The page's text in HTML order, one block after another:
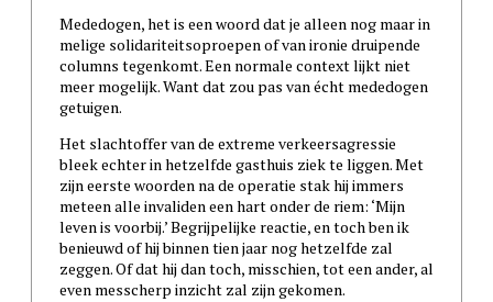
Mededogen, het is een woord dat je alleen nog maar in
melige solidariteitsoproepen of van ironie druipende
columns tegenkomt. Een normale context lijkt niet
meer mogelijk. Want dat zou pas van écht mededogen
getuigen.
Het slachtoffer van de extreme verkeersagressie
bleek echter in hetzelfde gasthuis ziek te liggen. Met
zijn eerste woorden na de operatie stak hij immers
meteen alle invaliden een hart onder de riem: ‘Mijn
leven is voorbij.’ Begrijpelijke reactie, en toch ben ik
benieuwd of hij binnen tien jaar nog hetzelfde zal
zeggen. Of dat hij dan toch, misschien, tot een ander, al
even messcherp inzicht zal zijn gekomen.